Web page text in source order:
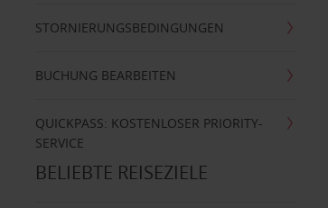
STORNIERUNGSBEDINGUNGEN
BUCHUNG BEARBEITEN
QUICKPASS: KOSTENLOSER PRIORITY-
SERVICE
BELIEBTE REISEZIELE